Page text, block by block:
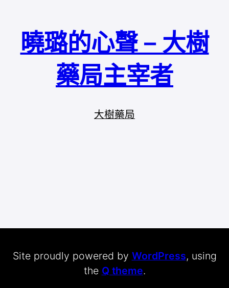
曉璐的心聲 – 大樹
藥局主宰者
大樹藥局
Site proudly powered by WordPress, using
the Q theme.